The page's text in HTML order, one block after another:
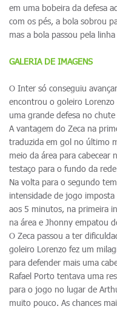
em uma bobeira da defesa
com os pés, a bola sobrou
mas a bola passou pela
GALERIA DE IMAGENS
O Inter só conseguiu
encontrou o goleiro Lorenzo
uma grande defesa no
A vantagem do Zeca na
traduzida em gol no último
meio da área para cabecear
testaço para o fundo da
Na volta para o segundo
intensidade de jogo
aos 5 minutos, na primeira
na área e Jhonny empatou
O Zeca passou a ter
goleiro Lorenzo fez um
para defender mais uma
Rafael Porto tentava uma
para o jogo no lugar de
muito pouco. As chances